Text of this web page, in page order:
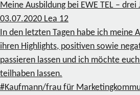
Meine Ausbildung bei EWE TEL – drei
03.07.2020 Lea 12
In den letzten Tagen habe ich meine
ihren Highlights, positiven sowie
passieren lassen und ich möchte
teilhaben lassen.
#Kaufmann/frau für